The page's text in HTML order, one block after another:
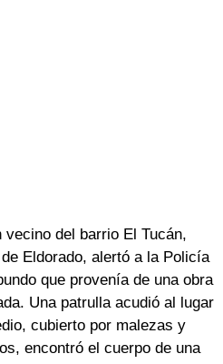
del barrio El Tucán,
Eldorado, alertó a la Policía
que provenía de una obra
Una patrulla acudió al lugar
cubierto por malezas y
encontró el cuerpo de una